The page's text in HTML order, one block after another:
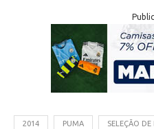
2014 PUMA SELEÇÃO